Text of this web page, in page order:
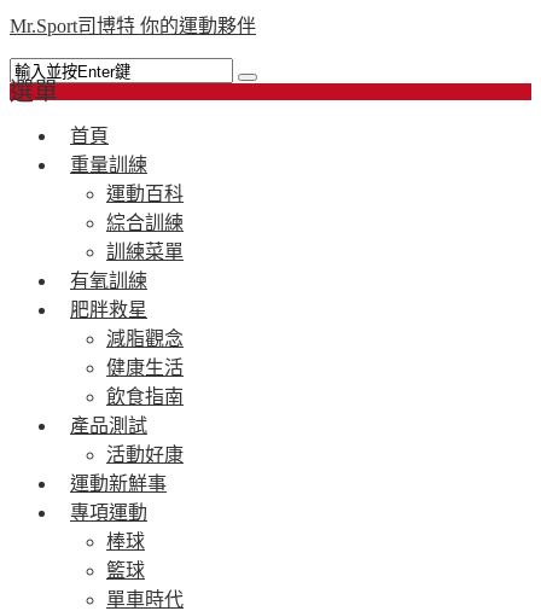
Mr.Sport司博特 你的運動夥伴
選單
首頁
重量訓練
運動百科
綜合訓練
訓練菜單
有氧訓練
肥胖救星
減脂觀念
健康生活
飲食指南
產品測試
活動好康
運動新鮮事
專項運動
棒球
籃球
單車時代